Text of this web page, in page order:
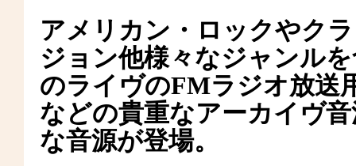
アメリカン・ロックやク
ジョン他様々なジャンル
のライヴのFMラジオ放送
などの貴重なアーカイヴ
な音源が登場。